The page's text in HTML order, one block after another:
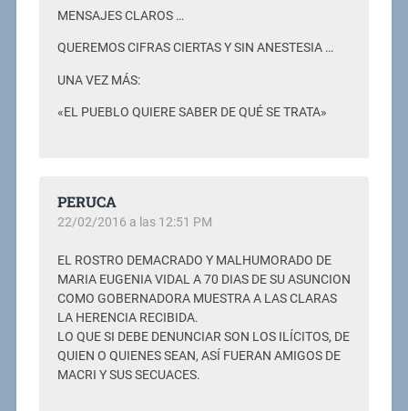
MENSAJES CLAROS …
QUEREMOS CIFRAS CIERTAS Y SIN ANESTESIA …
UNA VEZ MÁS:
«EL PUEBLO QUIERE SABER DE QUÉ SE TRATA»
PERUCA
22/02/2016 a las 12:51 PM
EL ROSTRO DEMACRADO Y MALHUMORADO DE
MARIA EUGENIA VIDAL A 70 DIAS DE SU ASUNCION
COMO GOBERNADORA MUESTRA A LAS CLARAS
LA HERENCIA RECIBIDA.
LO QUE SI DEBE DENUNCIAR SON LOS ILÍCITOS, DE
QUIEN O QUIENES SEAN, ASÍ FUERAN AMIGOS DE
MACRI Y SUS SECUACES.